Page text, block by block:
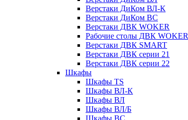
Верстаки ДиКом ВЛ-К
Верстаки ДиКом ВС
Верстаки ДВК WOKER
Рабочие столы ДВК WOKER
Верстаки ДВК SMART
Верстаки ДВК серии 21
Верстаки ДВК серии 22
Шкафы
Шкафы TS
Шкафы ВЛ-К
Шкафы ВЛ
Шкафы ВЛ/Б
Шкафы ВС